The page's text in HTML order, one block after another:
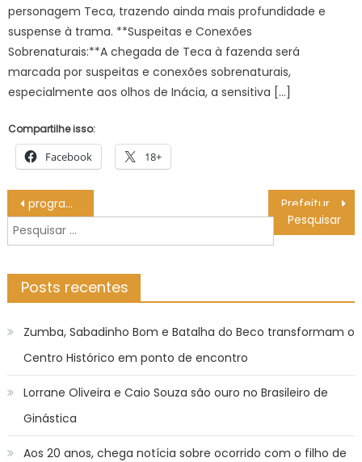
personagem Teca, trazendo ainda mais profundidade e
suspense à trama. **Suspeitas e Conexões
Sobrenaturais:**A chegada de Teca à fazenda será
marcada por suspeitas e conexões sobrenaturais,
especialmente aos olhos de Inácia, a sensitiva […]
Compartilhe isso:
Facebook 18+
Navegação
de
Post
programa que alia manutenção proativa, seguraná viária, redução de custos e otimização – Agência de Noticias do Governo de Mato Grosso do Sul
Prefeitura de João Pessoa entrega crachás para ambulantes da Orla e lança sistema Cemitech
Pesquisar
por:
Posts recentes
Zumba, Sabadinho Bom e Batalha do Beco transformam o
Centro Histórico em ponto de encontro
Lorrane Oliveira e Caio Souza são ouro no Brasileiro de
Ginástica
Aos 20 anos, chega notícia sobre ocorrido com o filho de